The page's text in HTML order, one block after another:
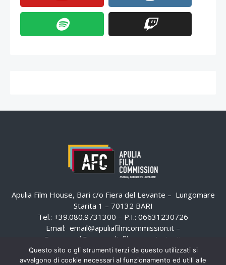
Apulia Film House, Bari c/o Fiera del Levante – Lungomare
Starita 1 – 70132 BARI
Tel.: +39.080.9731300 – P.I.: 06631230726
Email: email@apuliafilmcommission.it –
Pec:
email@pec.apuliafilmcommission.it
Questo sito o gli strumenti terzi da questo utilizzati si
avvalgono di cookie necessari al funzionamento ed utili alle